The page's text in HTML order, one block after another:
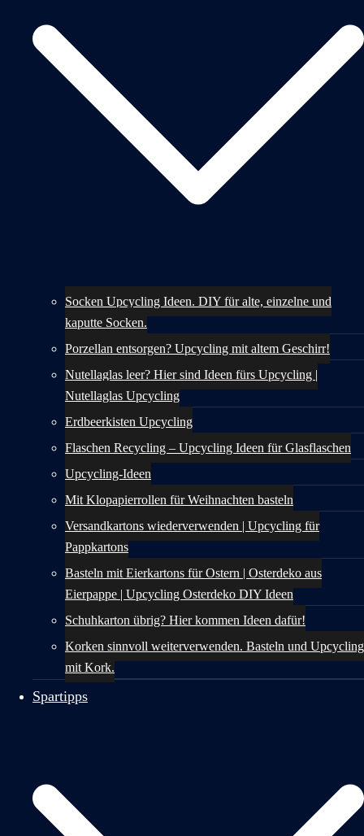
Socken Upcycling Ideen. DIY für alte, einzelne und
kaputte Socken.
Porzellan entsorgen? Upcycling mit altem Geschirr!
Nutellaglas leer? Hier sind Ideen fürs Upcycling |
Nutellaglas Upcycling
Erdbeerkisten Upcycling
Flaschen Recycling – Upcycling Ideen für Glasflaschen
Upcycling-Ideen
Mit Klopapierrollen für Weihnachten basteln
Versandkartons wiederverwenden | Upcycling für
Pappkartons
Basteln mit Eierkartons für Ostern | Osterdeko aus
Eierpappe | Upcycling Osterdeko DIY Ideen
Schuhkarton übrig? Hier kommen Ideen dafür!
Korken sinnvoll weiterverwenden. Basteln und Upcycling
mit Kork.
Spartipps